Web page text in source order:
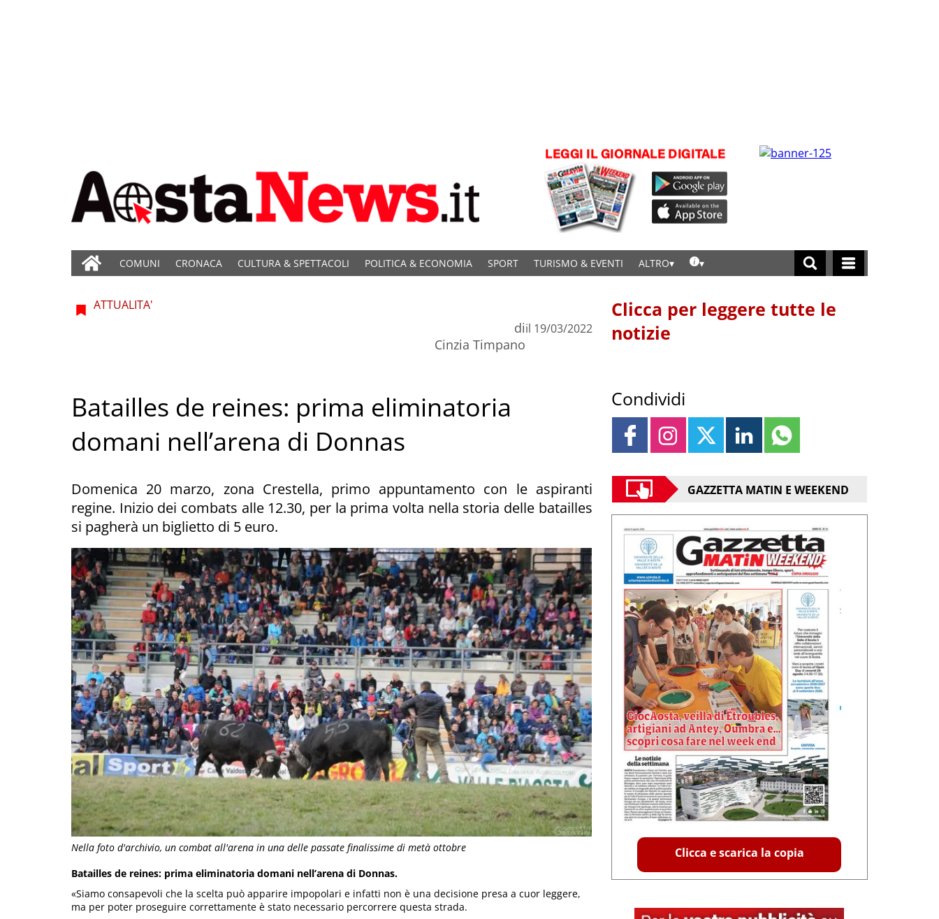
COMUNI CRONACA CULTURA & SPETTACOLI POLITICA & ECONOMIA SPORT TURISMO & EVENTI ALTRO
Nella foto d'archivio, un combat all'arena in una delle passate finalissime di metà ottobre
ATTUALITA'
di
Cinzia Timpano
il 19/03/2022
Batailles de reines: prima eliminatoria
domani nell’arena di Donnas
Domenica 20 marzo, zona Crestella, primo appuntamento con le aspiranti
regine. Inizio dei combats alle 12.30, per la prima volta nella storia delle batailles
si pagherà un biglietto di 5 euro.
Batailles de reines: prima eliminatoria domani nell’arena di Donnas.
«Siamo consapevoli che la scelta può apparire impopolari e infatti non è una decisione presa a cuor leggere,
ma per poter proseguire correttamente è stato necessario percorrere questa strada.
Clicca per leggere tutte le
notizie
Condividi
GAZZETTA MATIN E WEEKEND
Clicca e scarica la copia